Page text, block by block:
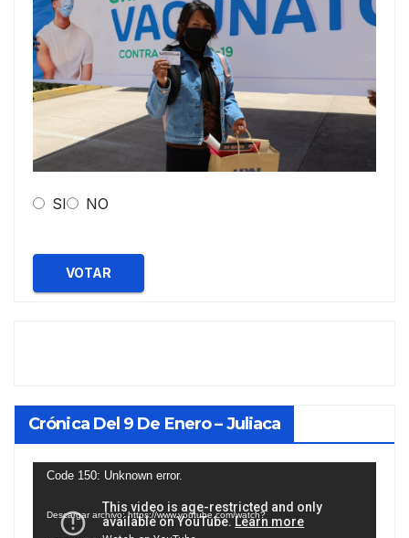
SI NO
VOTAR
Crónica Del 9 De Enero – Juliaca
Reproductor
vídeo
Code 150: Unknown error.
Descargar archivo: https://www.youtube.com/watch?